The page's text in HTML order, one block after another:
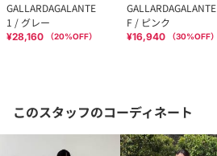
GALLARDAGALANTE
1 / グレー
¥28,160 （20%OFF）
GALLARDAGALANTE
F / ピンク
¥16,940 （30%OFF）
このスタッフのコーディネート